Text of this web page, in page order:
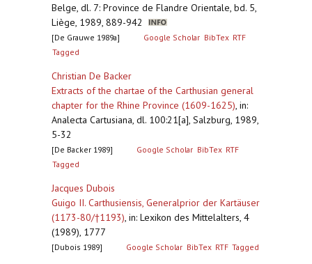
Belge, dl. 7: Province de Flandre Orientale, bd. 5,
Liège, 1989, 889-942
[De Grauwe 1989a] Google Scholar BibTex RTF
Tagged
Christian De Backer
Extracts of the chartae of the Carthusian general
chapter for the Rhine Province (1609-1625), in:
Analecta Cartusiana, dl. 100:21[a], Salzburg, 1989,
5-32
[De Backer 1989] Google Scholar BibTex RTF
Tagged
Jacques Dubois
Guigo II. Carthusiensis, Generalprior der Kartäuser
(1173-80/†1193), in: Lexikon des Mittelalters, 4
(1989), 1777
[Dubois 1989] Google Scholar BibTex RTF Tagged